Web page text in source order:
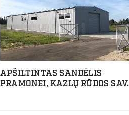
APŠILTINTAS SANDĖLIS
PRAMONEI, KAZLŲ RŪDOS SAV.